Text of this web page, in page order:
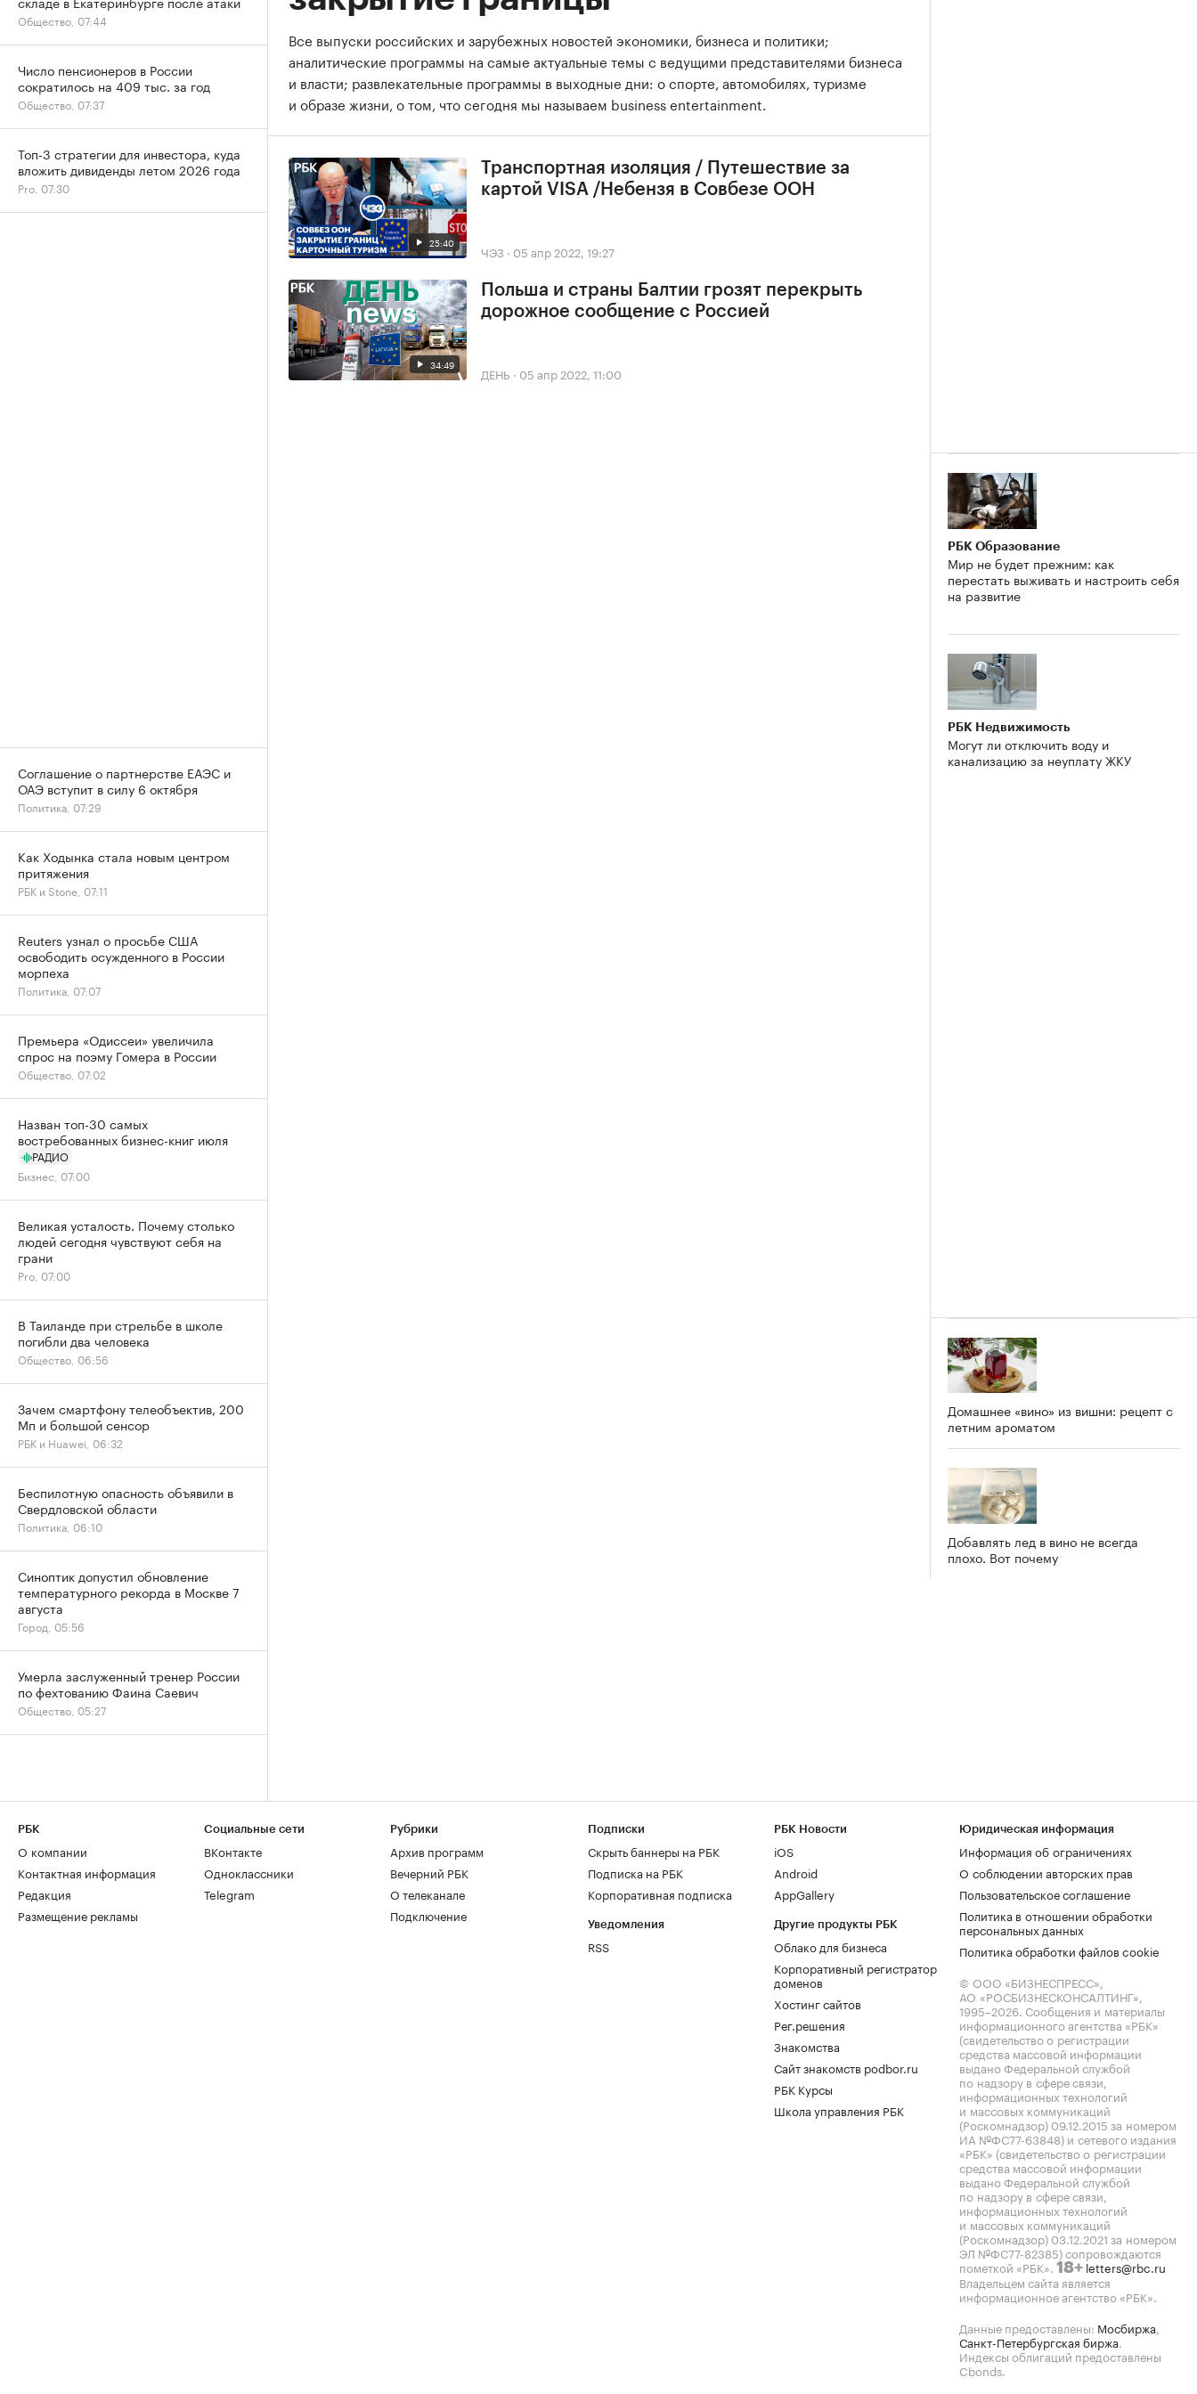
Все выпуски российских и зарубежных новостей экономики, бизнеса и политики;
аналитические программы на самые актуальные темы с ведущими представителями бизнеса
и власти; развлекательные программы в выходные дни: о спорте, автомобилях, туризме
и образе жизни, о том, что сегодня мы называем business entertainment.
25:40
Транспортная изоляция / Путешествие за
картой VISA /Небензя в Совбезе ООН
ЧЭЗ · 05 апр 2022, 19:27
34:49
Польша и страны Балтии грозят перекрыть
дорожное сообщение с Россией
ДЕНЬ · 05 апр 2022, 11:00
РБК Образование
Мир не будет прежним: как
перестать выживать и настроить себя
на развитие
РБК Недвижимость
Могут ли отключить воду и
канализацию за неуплату ЖКУ
Домашнее «вино» из вишни: рецепт с
летним ароматом
Добавлять лед в вино не всегда
плохо. Вот почему
Общество, 07:44
Число пенсионеров в России
сократилось на 409 тыс. за год
Общество, 07:37
Топ-3 стратегии для инвестора, куда
вложить дивиденды летом 2026 года
Pro, 07:30
Соглашение о партнерстве ЕАЭС и
ОАЭ вступит в силу 6 октября
Политика, 07:29
Как Ходынка стала новым центром
притяжения
РБК и Stone, 07:11
Reuters узнал о просьбе США
освободить осужденного в России
морпеха
Политика, 07:07
Премьера «Одиссеи» увеличила
спрос на поэму Гомера в России
Общество, 07:02
Назван топ-30 самых
востребованных бизнес-книг июля
РАДИО
Бизнес, 07:00
Великая усталость. Почему столько
людей сегодня чувствуют себя на
грани
Pro, 07:00
В Таиланде при стрельбе в школе
погибли два человека
Общество, 06:56
Зачем смартфону телеобъектив, 200
Мп и большой сенсор
РБК и Huawei, 06:32
Беспилотную опасность объявили в
Свердловской области
Политика, 06:10
Синоптик допустил обновление
температурного рекорда в Москве 7
августа
Город, 05:56
Умерла заслуженный тренер России
по фехтованию Фаина Саевич
Общество, 05:27
РБК
О компании
Контактная информация
Редакция
Размещение рекламы
Социальные сети
ВКонтакте
Одноклассники
Telegram
Рубрики
Архив программ
Вечерний РБК
О телеканале
Подключение
Подписки
Скрыть баннеры на РБК
Подписка на РБК
Корпоративная подписка
Уведомления
RSS
РБК Новости
iOS
Android
AppGallery
Другие продукты РБК
Облако для бизнеса
Корпоративный регистратор
доменов
Хостинг сайтов
Рег.решения
Знакомства
Сайт знакомств podbor.ru
РБК Курсы
Школа управления РБК
Юридическая информация
Информация об ограничениях
О соблюдении авторских прав
Пользовательское соглашение
Политика в отношении обработки
персональных данных
Политика обработки файлов cookie
© ООО «БИЗНЕСПРЕСС»,
АО «РОСБИЗНЕСКОНСАЛТИНГ»,
1995–2026. Сообщения и материалы
информационного агентства «РБК»
(свидетельство о регистрации
средства массовой информации
выдано Федеральной службой
по надзору в сфере связи,
информационных технологий
и массовых коммуникаций
(Роскомнадзор) 09.12.2015 за номером
ИА №ФС77-63848) и сетевого издания
«РБК» (свидетельство о регистрации
средства массовой информации
выдано Федеральной службой
по надзору в сфере связи,
информационных технологий
и массовых коммуникаций
(Роскомнадзор) 03.12.2021 за номером
ЭЛ №ФС77-82385) сопровождаются
пометкой «РБК». 18+ letters@rbc.ru
Владельцем сайта является
информационное агентство «РБК».
Данные предоставлены: Мосбиржа,
Санкт-Петербургская биржа.
Индексы облигаций предоставлены
Cbonds.